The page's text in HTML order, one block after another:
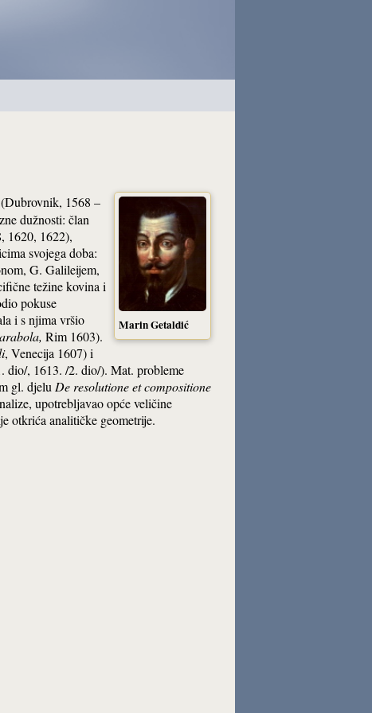
Marin Getaldić
1568 –
dužnosti: član
1620, 1622),
svojega doba:
G. Galileijem,
težine kovina i
pokuse
i s njima vršio
Rim 1603).
, Venecija 1607) i
dio/, 1613. /2. dio/). Mat. probleme
gl. djelu De resolutione et compositione
upotrebljavao opće veličine
otkrića analitičke geometrije.